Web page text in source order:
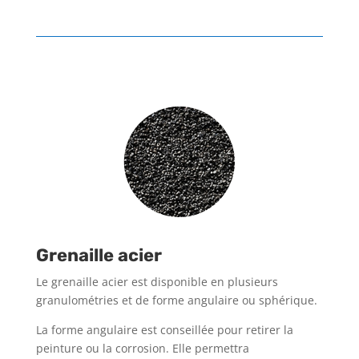
Grenaille acier
Le grenaille acier est disponible en plusieurs
granulométries et de forme angulaire ou sphérique.
La forme angulaire est conseillée pour retirer la
peinture ou la corrosion. Elle permettra